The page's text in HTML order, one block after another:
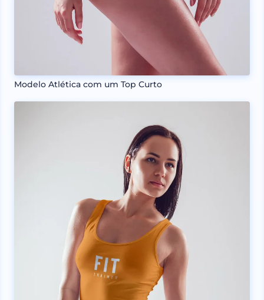
Modelo Atlética com um Top Curto